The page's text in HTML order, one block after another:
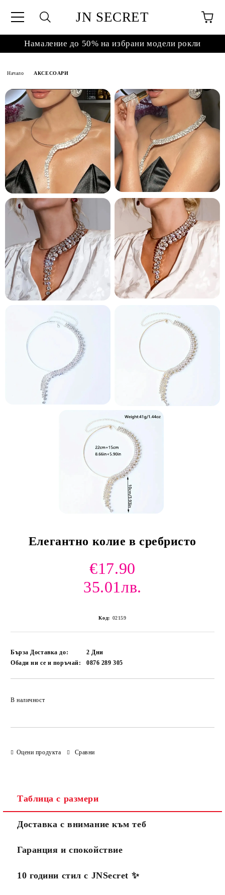
JN SECRET
и по лични мерки
Намаление до 50% на избрани модели рокли
Начало АКСЕСОАРИ
Елегантно колие в сребристо
€17.90
35.01лв.
Код: 02159
Бърза Доставка до: 2Дни
Обади ни се и поръчай:
0876 289 305
В наличност
Оцени продукта Сравни
Таблица с размери
Доставка с внимание към теб
Гаранция и спокойствие
10 години стил с JNSecret ✨️